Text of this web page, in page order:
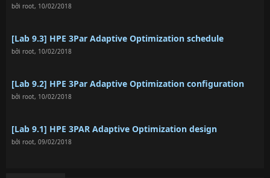
bởi root, 10/02/2018
[Lab 9.3] HPE 3Par Adaptive Optimization schedule
bởi root, 10/02/2018
[Lab 9.2] HPE 3Par Adaptive Optimization configuration
bởi root, 10/02/2018
[Lab 9.1] HPE 3PAR Adaptive Optimization design
bởi root, 09/02/2018